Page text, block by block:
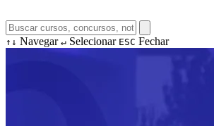
↑↓ Navegar ↵ Selecionar ESC Fechar